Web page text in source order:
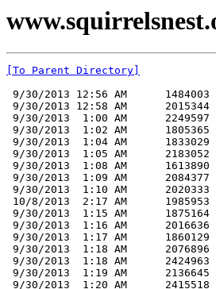
[To Parent Directory]
9/30/2013 12:56 AM      1484003
9/30/2013 12:58 AM      2015344
9/30/2013  1:00 AM      2249597
9/30/2013  1:02 AM      1805365
9/30/2013  1:04 AM      1833029
9/30/2013  1:05 AM      2183052
9/30/2013  1:08 AM      1613890
9/30/2013  1:09 AM      2084377
9/30/2013  1:10 AM      2020333
10/8/2013  2:17 AM      1985953
9/30/2013  1:15 AM      1875164
9/30/2013  1:16 AM      2016636
9/30/2013  1:17 AM      1860129
9/30/2013  1:18 AM      2076896
9/30/2013  1:18 AM      2424963
9/30/2013  1:19 AM      2136645
9/30/2013  1:20 AM      2415518